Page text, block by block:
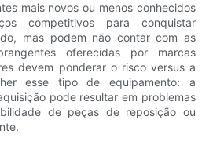
mais novos ou menos conhecidos
competitivos para conquistar
mas podem não contar com as
oferecidas por marcas
devem ponderar o risco versus a
esse tipo de equipamento: a
pode resultar em problemas
de peças de reposição ou